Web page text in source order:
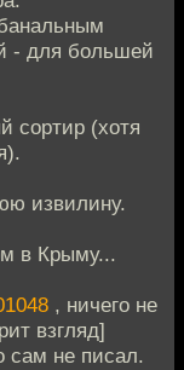
- для большей
сортир (хотя
извилину.
в Крыму...
, ничего не
взгляд]
сам не писал.